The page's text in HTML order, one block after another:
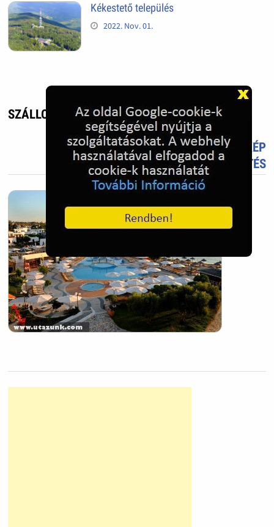
Kékestető település
2022. Nov. 01.
SZÁLLODA KRÉTÁN - UTAZÁS, ÉLMÉNY
TETSZIK?TÖLTS FEL FOTÓT TE IS!ÚJ KÉP
FELTÖLTÉS